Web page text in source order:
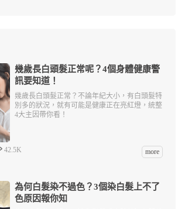
幾歲長白頭髮正常呢？4個身體健康警
訊要知道！
幾歲長白頭髮正常？不論年紀大小，有白頭髮特
別多的狀況，就有可能是健康正在亮紅燈，統整
4大主因帶你看！
42.5K more
為何白髮染不過色？3個染白髮上不了
色原因報你知